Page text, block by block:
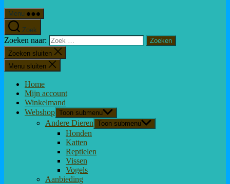
Menu
Zoek
Zoeken naar:
Zoeken sluiten
Menu sluiten
Home
Mijn account
Winkelmand
Webshop Toon submenu
Andere Dieren Toon submenu
Honden
Katten
Reptielen
Vissen
Vogels
Aanbieding